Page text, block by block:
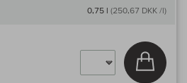
0,75 l (250,67 DKK /l)
Læg i